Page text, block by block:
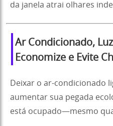
da janela atrai olhares
Ar Condicionado,
Economize e Evite
Deixar o ar-condicionado
aumentar sua pegada
está ocupado—mesmo